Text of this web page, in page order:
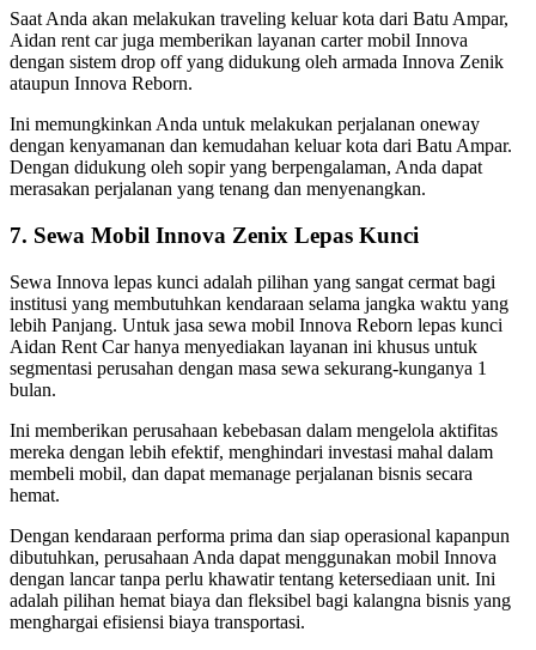
Saat Anda akan melakukan traveling keluar kota dari Batu Ampar,
Aidan rent car juga memberikan layanan carter mobil Innova
dengan sistem drop off yang didukung oleh armada Innova Zenik
ataupun Innova Reborn.
Ini memungkinkan Anda untuk melakukan perjalanan oneway
dengan kenyamanan dan kemudahan keluar kota dari Batu Ampar.
Dengan didukung oleh sopir yang berpengalaman, Anda dapat
merasakan perjalanan yang tenang dan menyenangkan.
7. Sewa Mobil Innova Zenix Lepas Kunci
Sewa Innova lepas kunci adalah pilihan yang sangat cermat bagi
institusi yang membutuhkan kendaraan selama jangka waktu yang
lebih Panjang. Untuk jasa sewa mobil Innova Reborn lepas kunci
Aidan Rent Car hanya menyediakan layanan ini khusus untuk
segmentasi perusahan dengan masa sewa sekurang-kunganya 1
bulan.
Ini memberikan perusahaan kebebasan dalam mengelola aktifitas
mereka dengan lebih efektif, menghindari investasi mahal dalam
membeli mobil, dan dapat memanage perjalanan bisnis secara
hemat.
Dengan kendaraan performa prima dan siap operasional kapanpun
dibutuhkan, perusahaan Anda dapat menggunakan mobil Innova
dengan lancar tanpa perlu khawatir tentang ketersediaan unit. Ini
adalah pilihan hemat biaya dan fleksibel bagi kalangna bisnis yang
menghargai efisiensi biaya transportasi.